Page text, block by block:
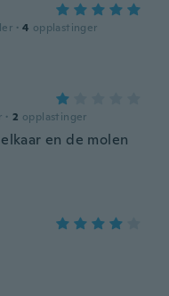
· 4 opplastinger
· 2 opplastinger
en de molen